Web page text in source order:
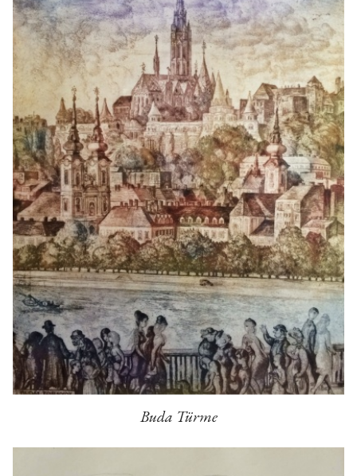
Buda Türme